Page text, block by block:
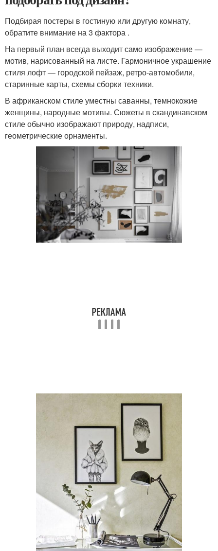
Подбирая постеры в гостиную или другую комнату,
обратите внимание на 3 фактора .
На первый план всегда выходит само изображение —
мотив, нарисованный на листе. Гармоничное украшение
стиля лофт — городской пейзаж, ретро-автомобили,
старинные карты, схемы сборки техники.
В африканском стиле уместны саванны, темнокожие
женщины, народные мотивы. Сюжеты в скандинавском
стиле обычно изображают природу, надписи,
геометрические орнаменты.